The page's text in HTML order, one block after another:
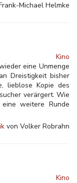
Michael Helmke
Kino
eine Unmenge
Dreistigkeit bisher
lieblose Kopie des
verärgert. Wie
weitere Runde
von Volker Robrahn
Kino